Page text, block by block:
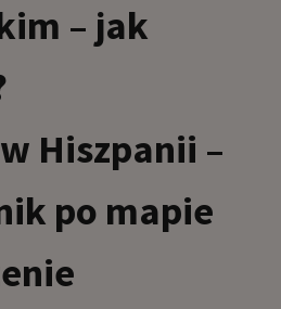
– jak
Hiszpanii –
po mapie